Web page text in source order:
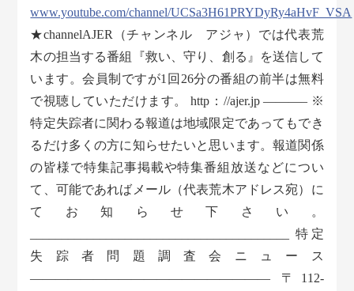
www.youtube.com/channel/UCSa3H61PRYDyRy4aHvF_VSA
★channelAJER（チャンネル アジャ）では代表荒
木の担当する番組『救い、守り、創る』を送信して
います。会員制ですが1回26分の番組の前半は無料
で視聴していただけます。 http：//ajer.jp ———– ※
特定失踪者に関わる報道は地域限定であってもでき
るだけ多くの方に知らせたいと思います。報道関係
の皆様で特集記事掲載や特集番組放送などについ
て、可能であればメール（代表荒木アドレス宛）に
てお知らせ下さい。
_________________________________________ 特定
失踪者問題調査会ニュース
——————————————————— 〒112-